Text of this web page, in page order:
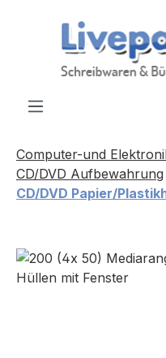
Zum Hauptinhalt springen
Computer-und
CD/DVD Aufbewahrung
CD/DVD Papier/
Bildergalerie